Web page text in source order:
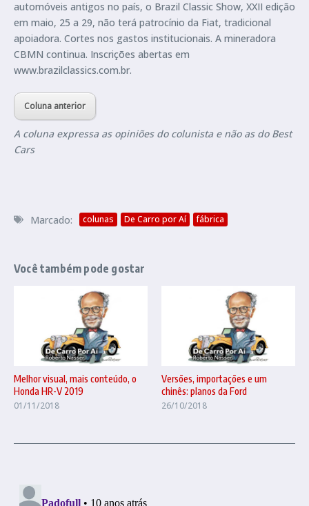
automóveis antigos no país, o Brazil Classic Show, XXII edição
em maio, 25 a 29, não terá patrocínio da Fiat, tradicional
apoiadora. Cortes nos gastos institucionais. A mineradora
CBMN continua. Inscrições abertas em
www.brazilclassics.com.br.
Coluna anterior
A coluna expressa as opiniões do colunista e não as do Best
Cars
Marcado: colunas De Carro por Aí fábrica
Você também pode gostar
Melhor visual, mais conteúdo, o
Honda HR-V 2019
01/11/2018
Versões, importações e um
chinês: planos da Ford
26/10/2018